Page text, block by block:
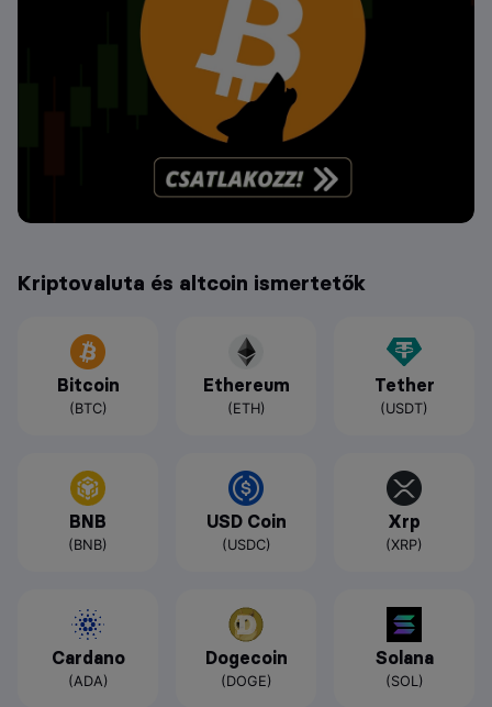
Kriptovaluta és altcoin ismertetők
Bitcoin
(BTC)
Ethereum
(ETH)
Tether
(USDT)
BNB
(BNB)
USD Coin
(USDC)
Xrp
(XRP)
Cardano
(ADA)
Dogecoin
(DOGE)
Solana
(SOL)